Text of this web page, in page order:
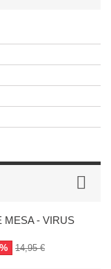
MESA - VIRUS
14,95 €